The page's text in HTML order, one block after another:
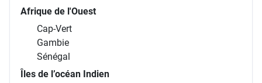
Afrique de l'Ouest
Cap-Vert
Gambie
Sénégal
Îles de l’océan Indien